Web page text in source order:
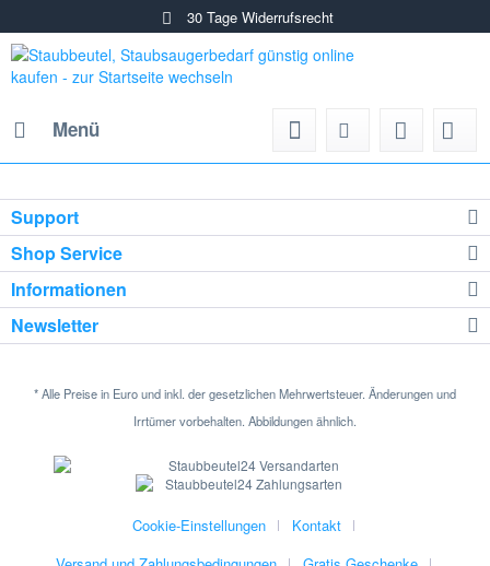
30 Tage Widerrufsrecht
Menü
Support
Shop Service
Informationen
Newsletter
* Alle Preise in Euro und inkl. der gesetzlichen Mehrwertsteuer. Änderungen und
Irrtümer vorbehalten. Abbildungen ähnlich.
Cookie-Einstellungen
Kontakt